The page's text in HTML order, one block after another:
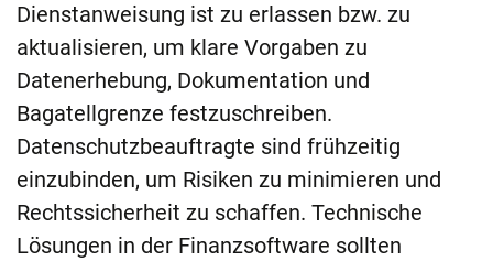
Dienstanweisung ist zu erlassen bzw. zu
aktualisieren, um klare Vorgaben zu
Datenerhebung, Dokumentation und
Bagatellgrenze festzuschreiben.
Datenschutzbeauftragte sind frühzeitig
einzubinden, um Risiken zu minimieren und
Rechtssicherheit zu schaffen. Technische
Lösungen in der Finanzsoftware sollten